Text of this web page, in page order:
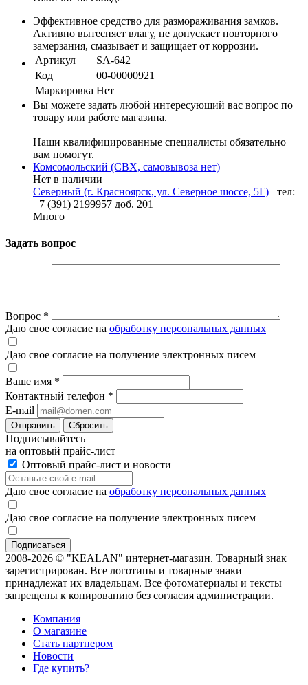
Эффективное средство для размораживания замков.
Активно вытесняет влагу, не допускает повторного
замерзания, смазывает и защищает от коррозии.
Артикул
SA-642
Код
00-00000921
Маркировка Нет
Вы можете задать любой интересующий вас вопрос по
товару или работе магазина.
Наши квалифицированные специалисты обязательно
вам помогут.
Комсомольский (СВХ, самовывоза нет)
Нет в наличии
Северный (г. Красноярск, ул. Северное шоссе, 5Г)
тел:
+7 (391) 2199957 доб. 201
Много
Задать вопрос
Вопрос *
Даю свое согласие на обработку персональных данных
Даю свое согласие на получение электронных писем
Ваше имя *
Контактный телефон *
E-mail
Отправить Сбросить
Подписывайтесь
на оптовый прайс-лист
Оптовый прайс-лист и новости
Даю свое согласие на обработку персональных данных
Даю свое согласие на получение электронных писем
2008-2026 © "KEALAN" интернет-магазин. Товарный знак
зарегистрирован. Все логотипы и товарные знаки
принадлежат их владельцам. Все фотоматериалы и тексты
запрещены к копированию без согласия администрации.
Компания
О магазине
Стать партнером
Новости
Где купить?